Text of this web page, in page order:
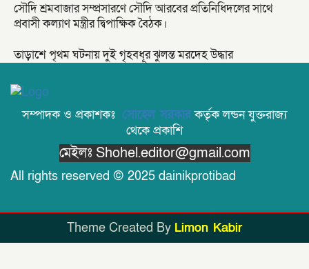
সৌদি শ্রমবাজার সম্প্রসারণে সৌদি আরবের প্রতিনিধিদলের সাথে
প্রবাসী কল্যাণ মন্ত্রীর দ্বিপাক্ষিক বৈঠক।
তাড়াশে পৃথম ঘটনায় দুই গৃহবধূর ঝুলন্ত মরদেহ উদ্ধার
সম্পাদক ও প্রকাশকঃ সোহেল সরকারকর্তৃক লন্ডন যুক্তরাজ্য
থেকে প্রকাশি
মেইলঃ Shohel.editor@gmail.com
All rights reserved © 2025 dainikprotibad
Theme Created By Limon Kabir